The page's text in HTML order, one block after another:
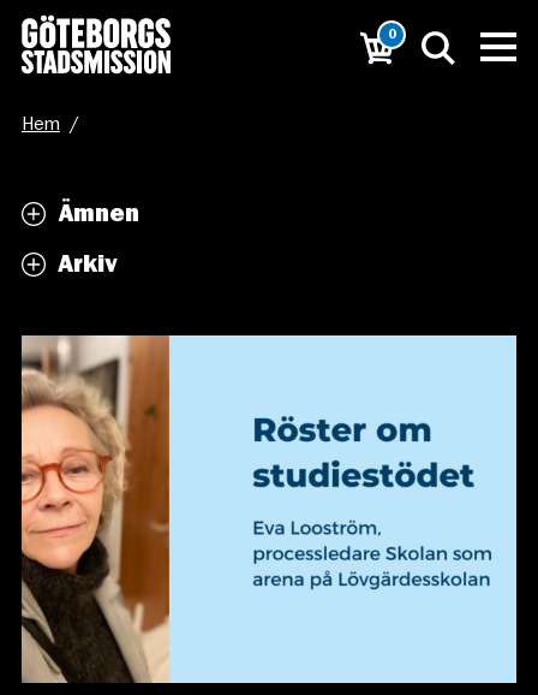
0
Hem /
Ämnen
Arkiv